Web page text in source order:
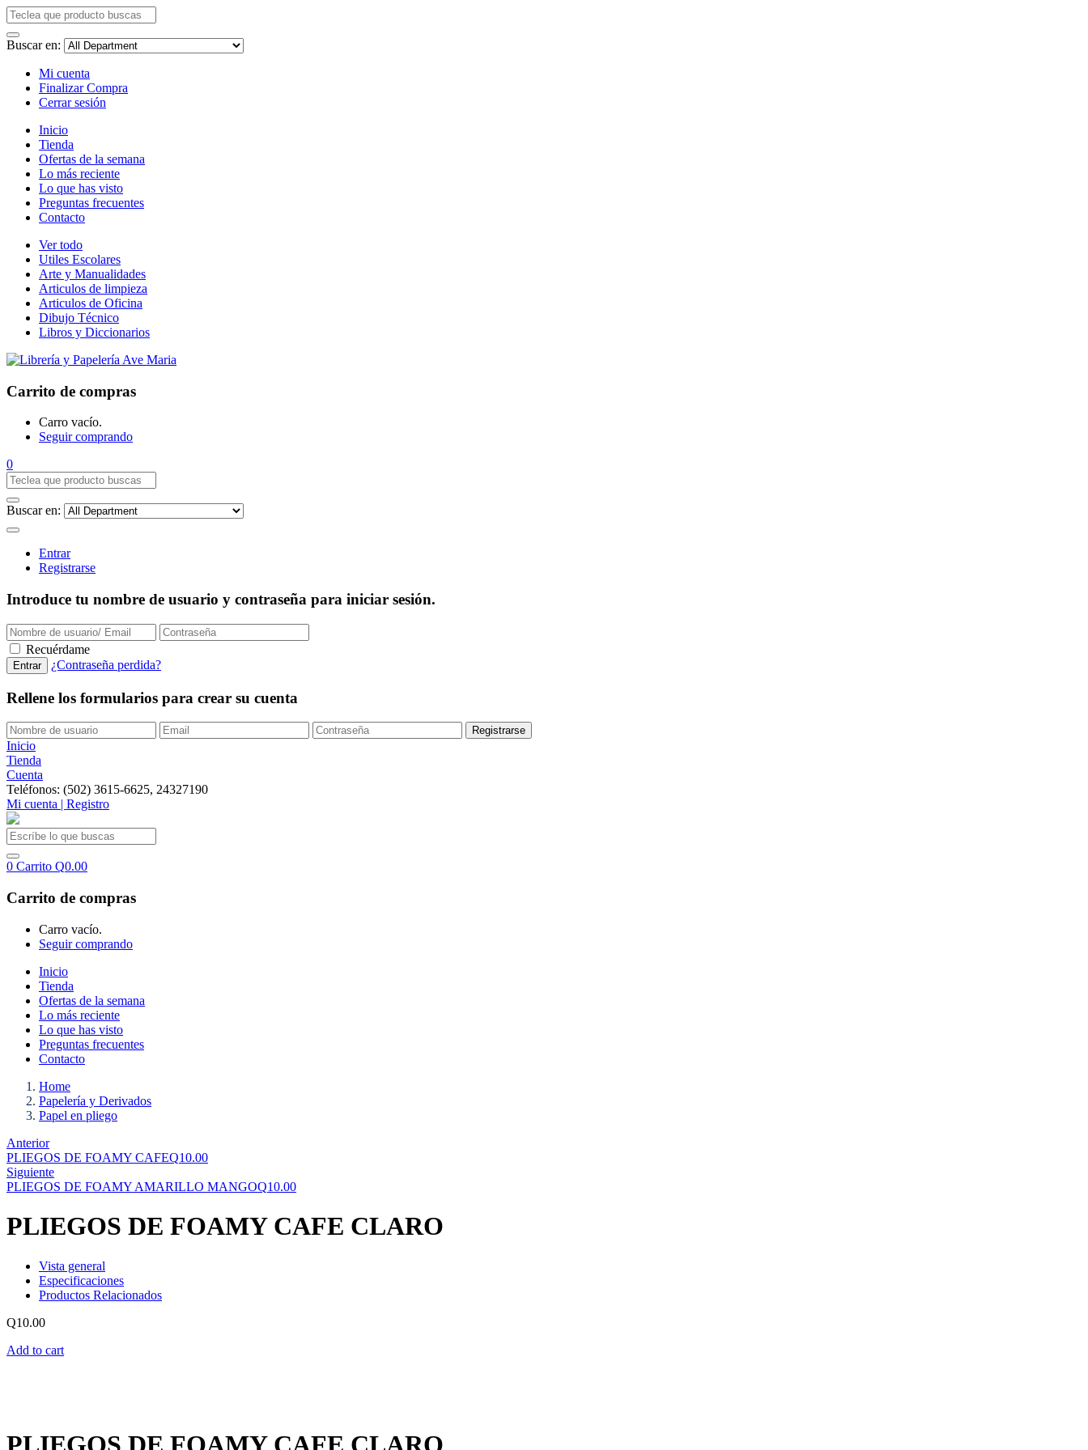
Buscar en:
Mi cuenta
Finalizar Compra
Cerrar sesión
Inicio
Tienda
Ofertas de la semana
Lo más reciente
Lo que has visto
Preguntas frecuentes
Contacto
Ver todo
Utiles Escolares
Arte y Manualidades
Articulos de limpieza
Articulos de Oficina
Dibujo Técnico
Libros y Diccionarios
Carrito de compras
Carro vacío.
Seguir comprando
0
Buscar en:
Entrar
Registrarse
Introduce tu nombre de usuario y contraseña para iniciar sesión.
Recuérdame
¿Contraseña perdida?
Rellene los formularios para crear su cuenta
Inicio
Tienda
Cuenta
Teléfonos: (502) 3615-6625, 24327190
Mi cuenta | Registro
0 Carrito Q0.00
Carrito de compras
Carro vacío.
Seguir comprando
Inicio
Tienda
Ofertas de la semana
Lo más reciente
Lo que has visto
Preguntas frecuentes
Contacto
Home
Papelería y Derivados
Papel en pliego
Anterior
PLIEGOS DE FOAMY CAFEQ10.00
Siguiente
PLIEGOS DE FOAMY AMARILLO MANGOQ10.00
PLIEGOS DE FOAMY CAFE CLARO
Vista general
Especificaciones
Productos Relacionados
Q10.00
Add to cart